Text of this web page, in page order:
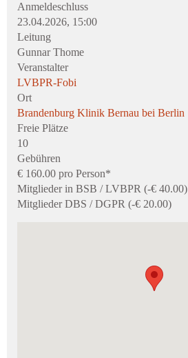
Anmeldeschluss
23.04.2026, 15:00
Leitung
Gunnar Thome
Veranstalter
LVBPR-Fobi
Ort
Brandenburg Klinik Bernau bei Berlin
Freie Plätze
10
Gebühren
€ 160.00 pro Person*
Mitglieder in BSB / LVBPR (-€ 40.00)
Mitglieder DBS / DGPR (-€ 20.00)